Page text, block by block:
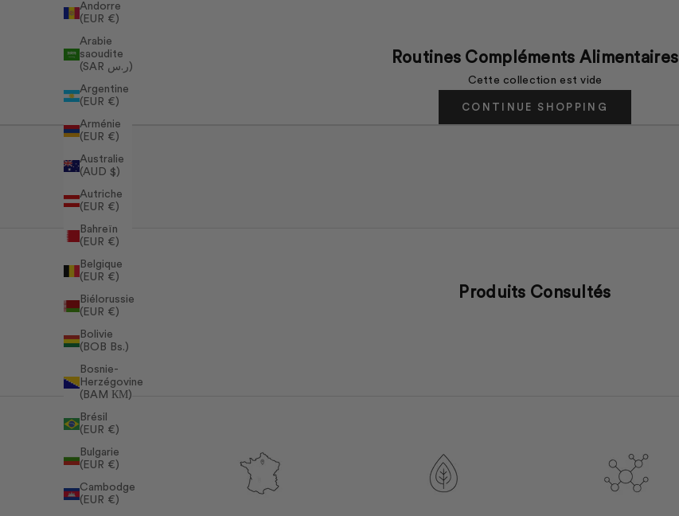
Andorre
(EUR €)
Arabie
saoudite
(SAR ر.س)
Argentine
(EUR €)
Arménie
(EUR €)
Australie
(AUD $)
Autriche
(EUR €)
Bahreïn
(EUR €)
Belgique
(EUR €)
Biélorussie
(EUR €)
Bolivie
(BOB Bs.)
Bosnie-
Herzégovine
(BAM КМ)
Brésil
(EUR €)
Bulgarie
(EUR €)
Cambodge
(EUR €)
Routines Compléments Alimentaires
Cette collection est vide
CONTINUE SHOPPING
Produits Consultés